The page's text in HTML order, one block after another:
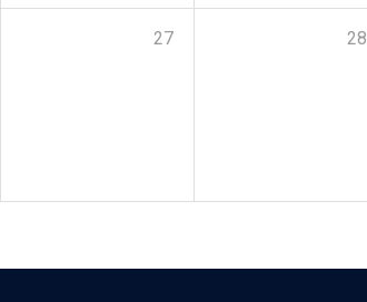
27 28